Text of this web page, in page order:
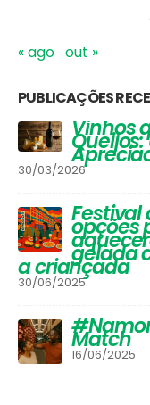
« ago out »
PUBLICAÇÕES
Vinhos
30/03/2026
Festival
opções
gelada
a criançada
30/06/2025
Match
16/06/2025